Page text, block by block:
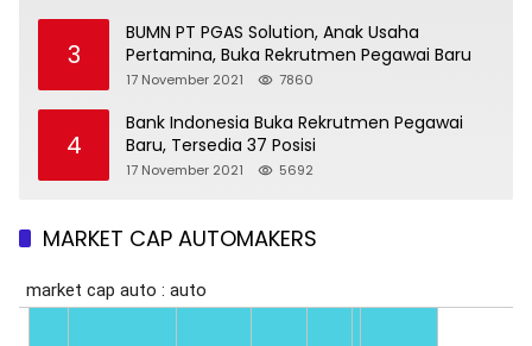
3
BUMN PT PGAS Solution, Anak Usaha
Pertamina, Buka Rekrutmen Pegawai Baru
17 November 2021 7860
4
Bank Indonesia Buka Rekrutmen Pegawai
Baru, Tersedia 37 Posisi
17 November 2021 5692
MARKET CAP AUTOMAKERS